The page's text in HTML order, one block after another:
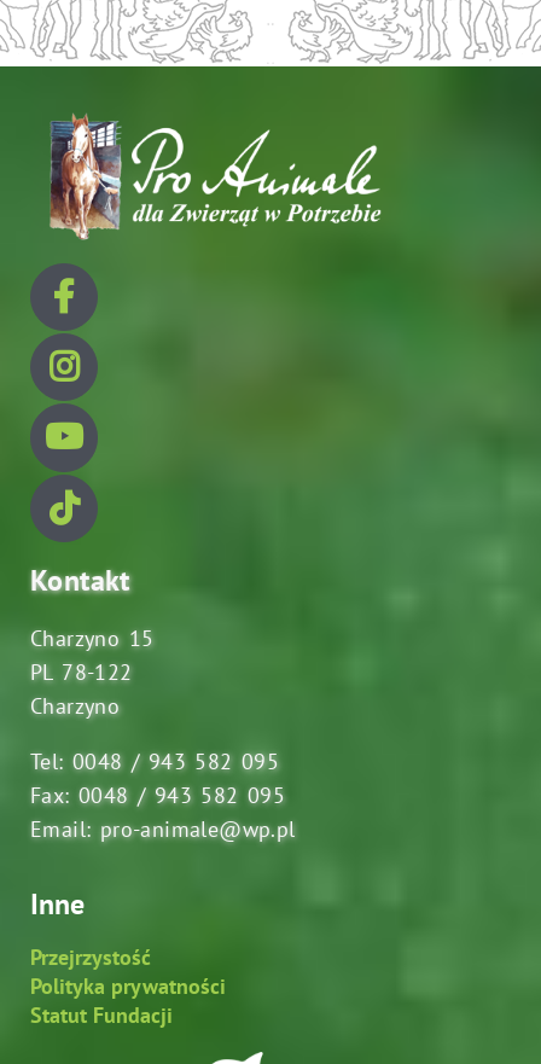
Kontakt
Charzyno 15
PL 78-122
Charzyno
Tel: 0048 / 943 582 095
Fax: 0048 / 943 582 095
Email: pro-animale@wp.pl
Inne
Przejrzystość
Polityka prywatności
Statut Fundacji